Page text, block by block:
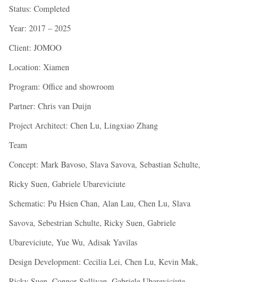
Status: Completed
Year: 2017 – 2025
Client: JOMOO
Location: Xiamen
Program: Office and showroom
Partner: Chris van Duijn
Project Architect: Chen Lu, Lingxiao Zhang
Team
Concept: Mark Bavoso, Slava Savova, Sebastian Schulte,
Ricky Suen, Gabriele Ubareviciute
Schematic: Pu Hsien Chan, Alan Lau, Chen Lu, Slava
Savova, Sebestrian Schulte, Ricky Suen, Gabriele
Ubareviciute, Yue Wu, Adisak Yavilas
Design Development: Cecilia Lei, Chen Lu, Kevin Mak,